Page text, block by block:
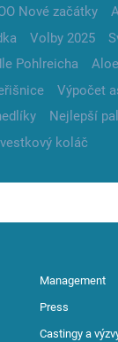
Nové začátky
Volby 2025
Pohlreicha
Výpočet
Nejlepší
koláč
Management
Press
Castingy a